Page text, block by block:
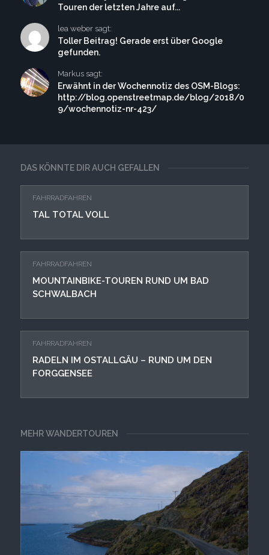
DAS KÖNNTE DIR AUCH GEFALLEN
FAHRRADFAHREN
TAL TOTAL VOLL
FAHRRADFAHREN
MOUNTAINBIKE-TOUREN RUND UM BAD
SCHWALBACH
FAHRRADFAHREN
RADELN IM OSTALLGÄU – RUND UM DEN
FORGGENSEE
MEHR WANDERTOUREN
Touren der letzten Jahre auf...
lea weber sagt:
Toller Beitrag! Gerade erst über Google
gefunden.
Markus sagt:
Erwähnt in der Wochennotiz des OSM-Blogs:
http://blog.openstreetmap.de/blog/2018/0
9/wochennotiz-nr-423/